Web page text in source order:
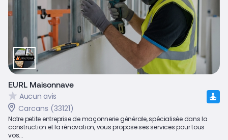
EURL Maisonnave
Aucun avis
Carcans (33121)
Notre petite entreprise de maçonnerie générale, spécialisée dans la
construction et la rénovation, vous propose ses services pour tous
vos...